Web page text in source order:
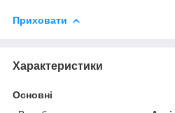
Приховати
Характеристики
Основні